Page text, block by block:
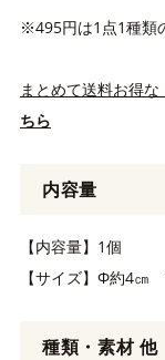
※495円は1点1種類
まとめて送料お得な
ちら
内容量
【内容量】1個
【サイズ】Φ約4
種類・素材 他